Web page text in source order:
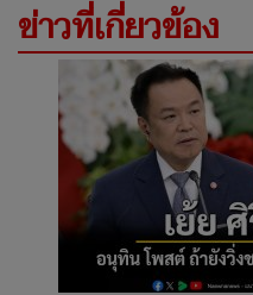
ข่าวที่เกี่ยวข้อง